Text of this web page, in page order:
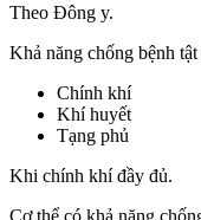
Theo Đông y.
Khả năng chống bệnh
Chính khí
Khí huyết
Tạng phủ
Khi chính khí đầy đủ.
Cơ thể có khả năng